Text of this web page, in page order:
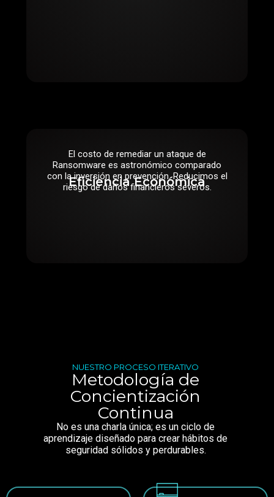
Eficiencia Económica
El costo de remediar un ataque de
Ransomware es astronómico comparado
con la inversión en prevención. Reducimos el
riesgo de daños financieros severos.
NUESTRO PROCESO ITERATIVO
Metodología de
Concientización
Continua
No es una charla única; es un ciclo de
aprendizaje diseñado para crear hábitos de
seguridad sólidos y perdurables.